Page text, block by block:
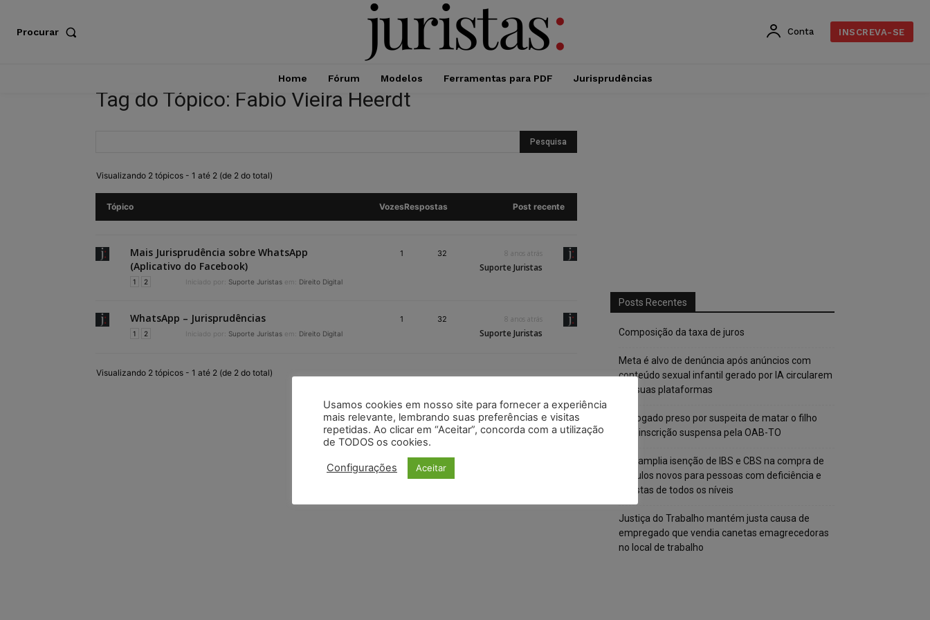
Procurar Conta INSCREVA-SE
Home Fórum Modelos Ferramentas para PDF Jurisprudências
Tag do Tópico: Fabio Vieira Heerdt
Visualizando 2 tópicos - 1 até 2 (de 2 do total)
Tópico VozesRespostas Post recente
Mais Jurisprudência sobre WhatsApp
(Aplicativo do Facebook)
1 2 Iniciado por: Suporte Juristas em: Direito Digital
1 32 8 anos atrás
Suporte Juristas
WhatsApp – Jurisprudências
1 2 Iniciado por: Suporte Juristas em: Direito Digital
1 32 8 anos atrás
Suporte Juristas
Visualizando 2 tópicos - 1 até 2 (de 2 do total)
Posts Recentes
Composição da taxa de juros
Meta é alvo de denúncia após anúncios com
conteúdo sexual infantil gerado por IA circularem
em suas plataformas
Advogado preso por suspeita de matar o filho
tem inscrição suspensa pela OAB-TO
STF amplia isenção de IBS e CBS na compra de
veículos novos para pessoas com deficiência e
autistas de todos os níveis
Justiça do Trabalho mantém justa causa de
empregado que vendia canetas emagrecedoras
no local de trabalho
Usamos cookies em nosso site para fornecer a experiência
mais relevante, lembrando suas preferências e visitas
repetidas. Ao clicar em “Aceitar”, concorda com a utilização
de TODOS os cookies.
Configurações Aceitar